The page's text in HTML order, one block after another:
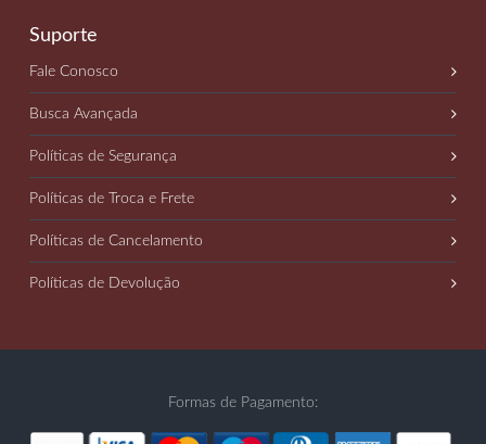
Suporte
Fale Conosco
Busca Avançada
Políticas de Segurança
Políticas de Troca e Frete
Políticas de Cancelamento
Políticas de Devolução
Formas de Pagamento: